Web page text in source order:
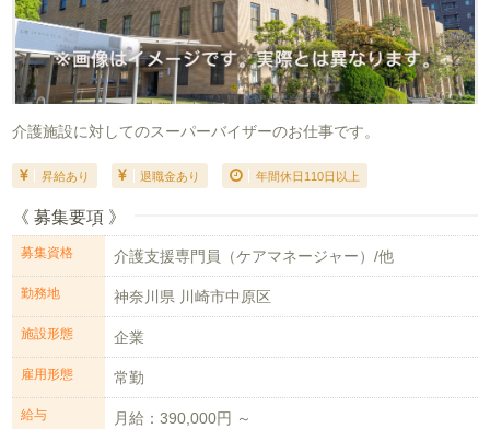
介護施設に対してのスーパーバイザーのお仕事です。
昇給あり 退職金あり 年間休日110日以上
《 募集要項 》
募集資格 介護支援専門員（ケアマネージャー）/他
勤務地 神奈川県 川崎市中原区
施設形態 企業
雇用形態 常勤
給与 月給：390,000円 ～